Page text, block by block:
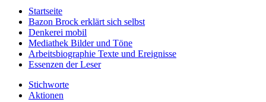
Startseite
Bazon Brock erklärt sich selbst
Denkerei mobil
Mediathek Bilder und Töne
Arbeitsbiographie Texte und Ereignisse
Essenzen der Leser
Stichworte
Aktionen